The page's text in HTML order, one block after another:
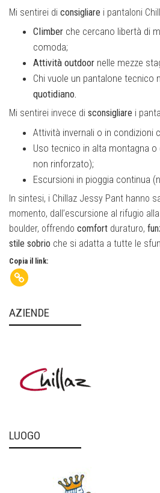
Mi sentirei di consigliare i pantaloni
Climber che cercano libertà di
comoda;
Attività outdoor nelle mezze
Chi vuole un pantalone tecnico
quotidiano.
Mi sentirei invece di sconsigliare i
Attività invernali o in condizioni
Uso tecnico in alta montagna
non rinforzato);
Escursioni in pioggia continua
In sintesi, i Chillaz Jessy Pant hanno
momento, dall’escursione al rifugio
boulder, offrendo comfort duraturo,
stile sobrio che si adatta a tutte le
Copia il link:
AZIENDE
LUOGO